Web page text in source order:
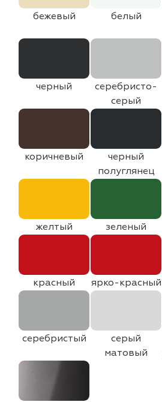
бежевый белый
черный
серебристо-
серый
коричневый
черный
полуглянец
желтый зеленый
красный ярко-красный
серебристый
серый
матовый